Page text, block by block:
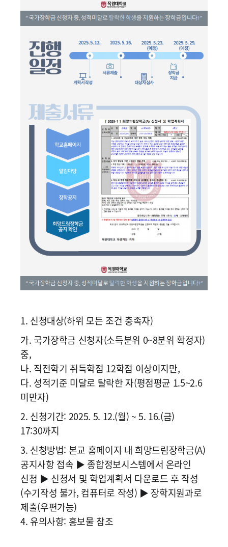
1. 신청대상(하위 모든 조건 충족자)
가. 국가장학금 신청자(소득분위 0~8분위 확정자)
중,
나. 직전학기 취득학점 12학점 이상이지만,
다. 성적기준 미달로 탈락한 자(평점평균 1.5~2.6
미만자)
2. 신청기간: 2025. 5. 12.(월) ~ 5. 16.(금)
17:30까지
3. 신청방법: 본교 홈페이지 내 희망드림장학금(A)
공지사항 접속 ▶ 종합정보시스템에서 온라인
신청 ▶ 신청서 및 학업계획서 다운로드 후 작성
(수기작성 불가, 컴퓨터로 작성) ▶ 장학지원과로
제출(우편가능)
4. 유의사항: 홍보물 참조